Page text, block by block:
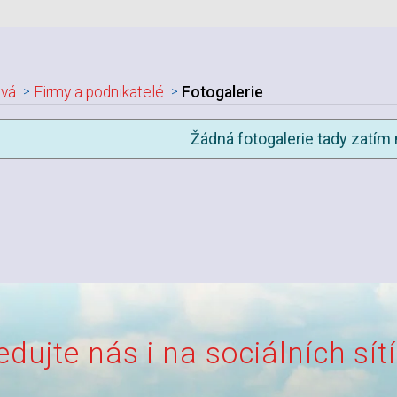
Firmy a podnikatelé Fotogalerie
Žádná fotogalerie tady zatím
nás i na sociálních